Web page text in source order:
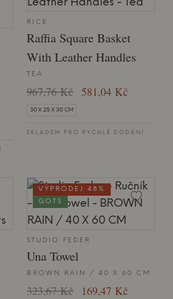
RICE
Raffia Square Basket
With Leather Handles
TEA
967,76 Kč 581,04 Kč
30 X 25 X 30 CM
SKLADEM PRO RYCHLÉ DODÁNÍ
STUDIO FEDER
Una Towel
BROWN RAIN / 40 X 60 CM
323,67 Kč 169,47 Kč
VÝPRODEJ 48%
GOTS